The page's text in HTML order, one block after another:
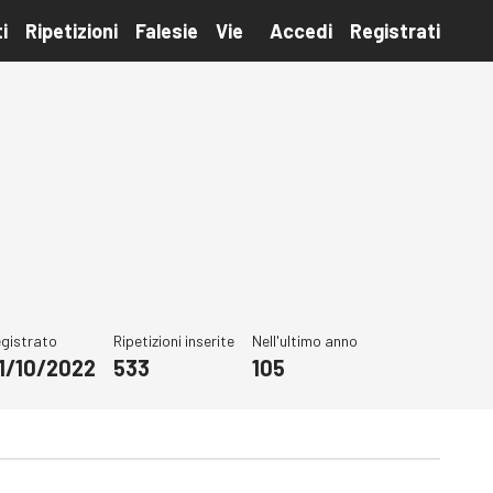
Ripetizioni Falesie Vie Accedi Registrati
10/2022
Ripetizioni inserite
533
Nell'ultimo anno
105